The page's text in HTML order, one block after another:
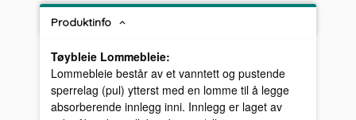
Produktinfo
Tøybleie Lommebleie:
Lommebleie består av et vanntett og pustende
sperrelag (pul) ytterst med en lomme til å legge
absorberende innlegg inni. Innlegg er laget av